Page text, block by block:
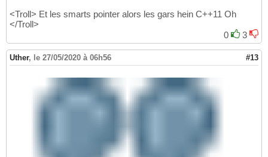
<Troll> Et les smarts pointer alors les gars hein C++11 Oh
</Troll>
0
3
Uther, le 27/05/2020 à 06h56 #13